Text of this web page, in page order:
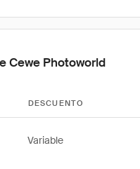
Cewe Photoworld
DESCUENTO
Variable